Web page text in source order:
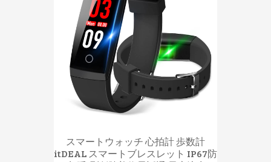
スマートウォッチ 心拍計 歩数計
itDEAL スマートブレスレット IP67防